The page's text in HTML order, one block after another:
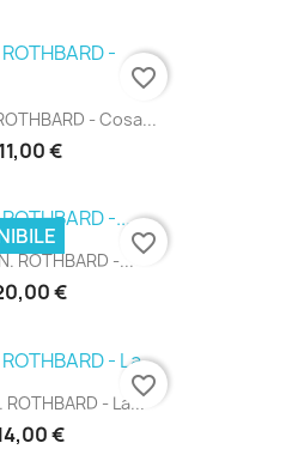
- Cosa...
11,00 €
favorite_border
ROTHBARD -...
€
favorite_border
ROTHBARD - La...
€
favorite_border